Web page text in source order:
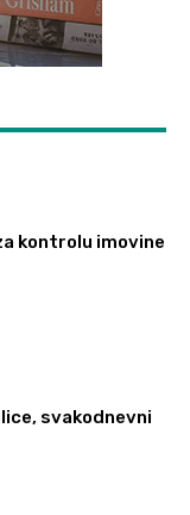
kontrolu imovine
svakodnevni